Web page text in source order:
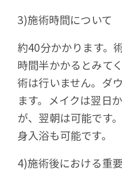
3)施術時間について
約40分かかります。
時間半かかるとみて
術は行いません。ダ
ます。メイクは翌日
が、翌朝は可能です
身入浴も可能です。
4)施術後における重